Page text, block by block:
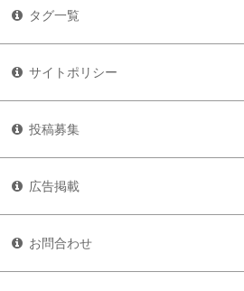
タグ一覧
サイトポリシー
投稿募集
広告掲載
お問合わせ